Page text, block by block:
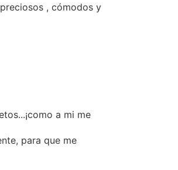
, cómodos y
a mi me
para que me